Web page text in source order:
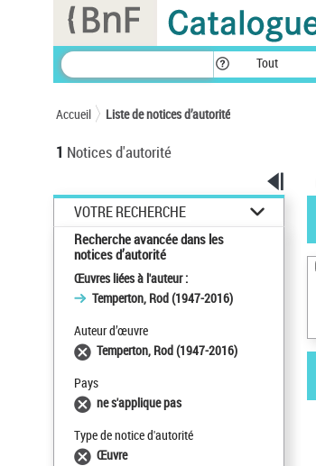
Tout
Accueil Liste de notices d’autorité
1 Notices d'autorité
VOTRE RECHERCHE
Recherche avancée dans les
notices d’autorité
Œuvres liées à l'auteur :
Temperton, Rod (1947-2016)
Auteur d’œuvre
Temperton, Rod (1947-2016)
Pays
ne s'applique pas
Type de notice d'autorité
Œuvre
Panneau de gestion des cookies